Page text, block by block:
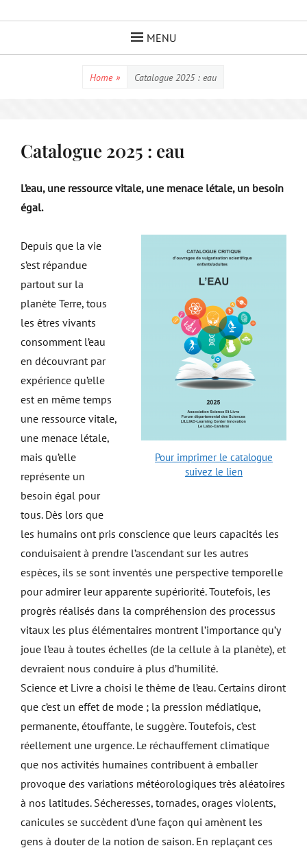
MENU
Home » Catalogue 2025 : eau
Catalogue 2025 : eau
L’eau, une ressource vitale, une menace létale, un besoin
égal.
Pour imprimer le catalogue
suivez le lien
Depuis que la vie
s’est répandue
partout sur la
planète Terre, tous
les êtres vivants
consomment l’eau
en découvrant par
expérience qu’elle
est en même temps
une ressource vitale,
une menace létale,
mais qu’elle
représente un
besoin égal pour
tous. Dès lors que
les humains ont pris conscience que leurs capacités les
conduisaient à prendre l’ascendant sur les autres
espèces, ils se sont inventés une perspective temporelle
pour admirer leur apparente supériorité. Toutefois, les
progrès réalisés dans la compréhension des processus
vitaux les plus élémentaires montrent l’importance qu’y
joue l’eau à toutes échelles (de la cellule à la planète), et
devraient nous conduire à plus d’humilité.
Science et Livre a choisi le thème de l’eau. Certains diront
que c’est un effet de mode ; la pression médiatique,
permanente, étouffante, le suggère. Toutefois, c’est
réellement une urgence. Le réchauffement climatique
que nos activités humaines contribuent à emballer
provoque des variations météorologiques très aléatoires
à nos latitudes. Sécheresses, tornades, orages violents,
canicules se succèdent d’une façon qui amènent les
gens à douter de la notion de saison. En replaçant ces